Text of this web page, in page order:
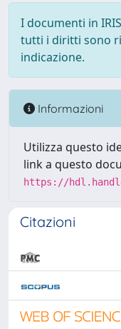
I documenti in
tutti i diritti sono
indicazione.
Informazioni
Utilizza questo
link a questo
https://
Citazioni